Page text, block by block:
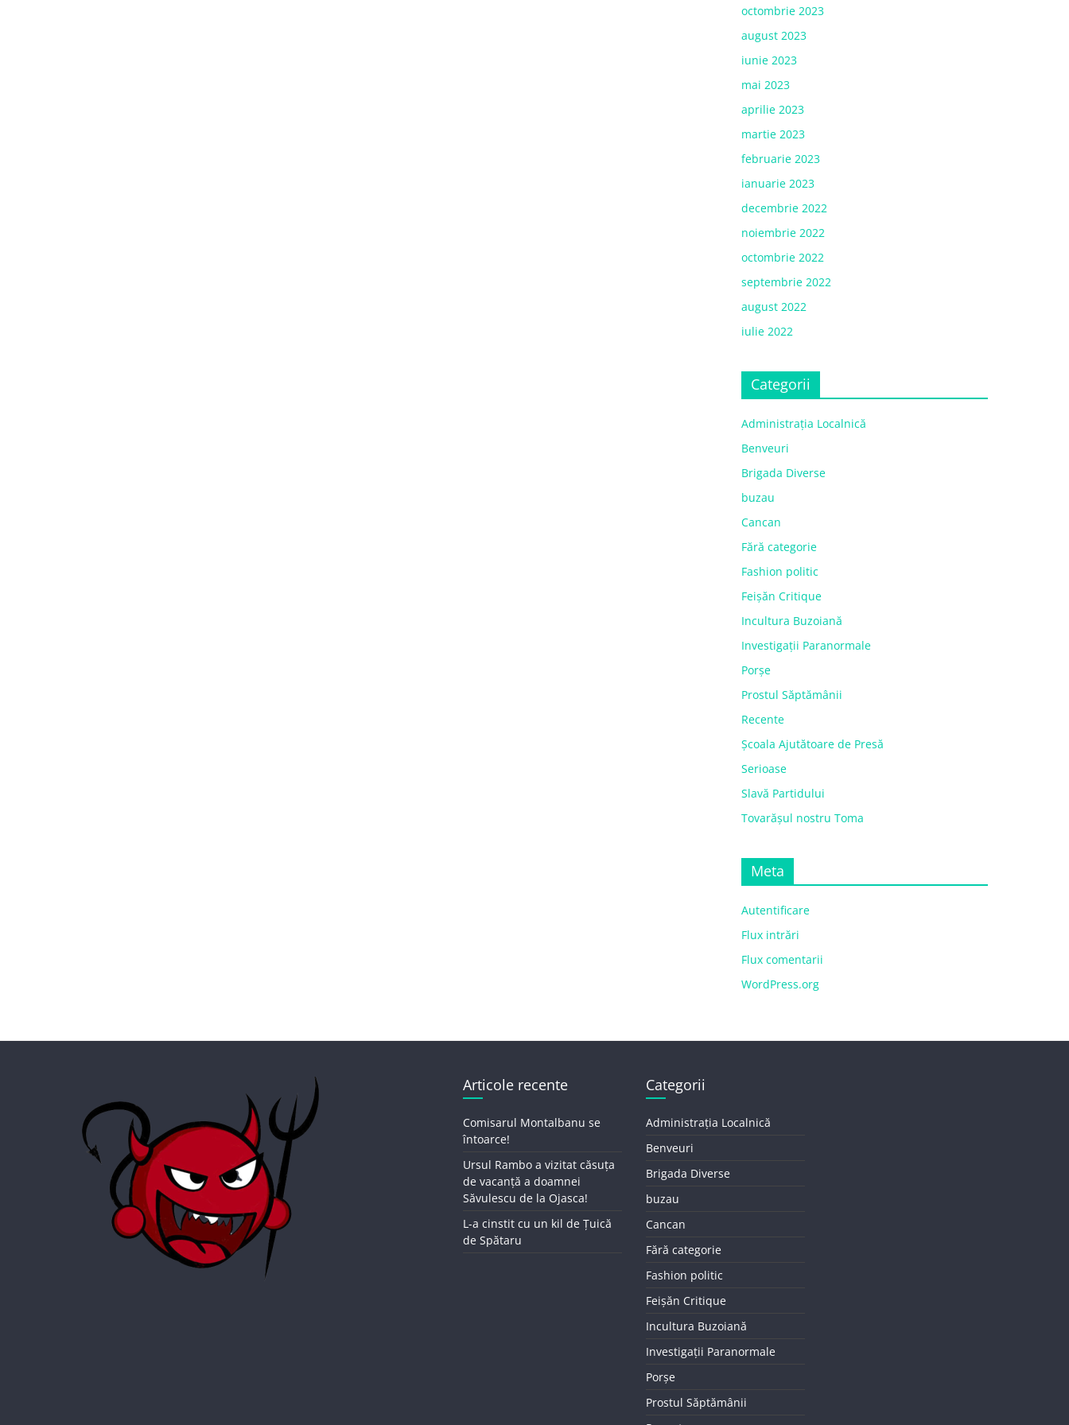
octombrie 2023
august 2023
iunie 2023
mai 2023
aprilie 2023
martie 2023
februarie 2023
ianuarie 2023
decembrie 2022
noiembrie 2022
octombrie 2022
septembrie 2022
august 2022
iulie 2022
Categorii
Administrația Localnică
Benveuri
Brigada Diverse
buzau
Cancan
Fără categorie
Fashion politic
Feișăn Critique
Incultura Buzoiană
Investigații Paranormale
Porșe
Prostul Săptămânii
Recente
Școala Ajutătoare de Presă
Serioase
Slavă Partidului
Tovarășul nostru Toma
Meta
Autentificare
Flux intrări
Flux comentarii
WordPress.org
Articole recente
Comisarul Montalbanu se
întoarce!
Ursul Rambo a vizitat căsuța
de vacanță a doamnei
Săvulescu de la Ojasca!
L-a cinstit cu un kil de Țuică
de Spătaru
Categorii
Administrația Localnică
Benveuri
Brigada Diverse
buzau
Cancan
Fără categorie
Fashion politic
Feișăn Critique
Incultura Buzoiană
Investigații Paranormale
Porșe
Prostul Săptămânii